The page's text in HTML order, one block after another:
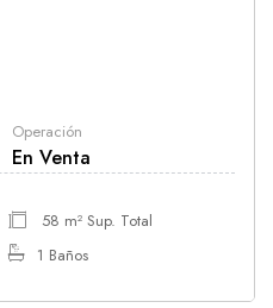
Operación
En Venta
58 m² Sup. Total
1 Baños